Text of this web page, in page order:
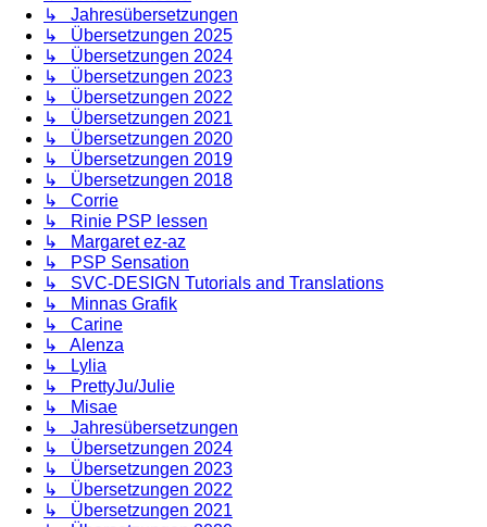
↳ Jahresübersetzungen
↳ Übersetzungen 2025
↳ Übersetzungen 2024
↳ Übersetzungen 2023
↳ Übersetzungen 2022
↳ Übersetzungen 2021
↳ Übersetzungen 2020
↳ Übersetzungen 2019
↳ Übersetzungen 2018
↳ Corrie
↳ Rinie PSP lessen
↳ Margaret ez-az
↳ PSP Sensation
↳ SVC-DESIGN Tutorials and Translations
↳ Minnas Grafik
↳ Carine
↳ Alenza
↳ Lylia
↳ PrettyJu/Julie
↳ Misae
↳ Jahresübersetzungen
↳ Übersetzungen 2024
↳ Übersetzungen 2023
↳ Übersetzungen 2022
↳ Übersetzungen 2021